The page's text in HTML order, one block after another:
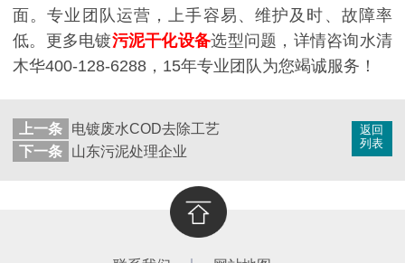
面。专业团队运营，上手容易、维护及时、故障率
低。更多电镀污泥干化设备选型问题，详情咨询水清
木华400-128-6288，15年专业团队为您竭诚服务！
返回
列表
上一条
电镀废水COD去除工艺
下一条
山东污泥处理企业